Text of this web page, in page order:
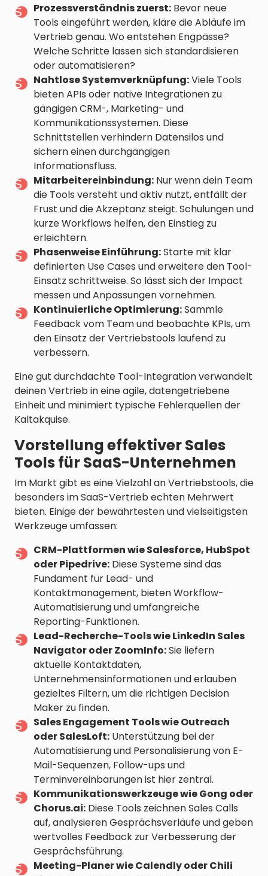
Prozessverständnis zuerst: Bevor neue
Tools eingeführt werden, kläre die Abläufe im
Vertrieb genau. Wo entstehen Engpässe?
Welche Schritte lassen sich standardisieren
oder automatisieren?
Nahtlose Systemverknüpfung:Viele Tools
bieten APIs oder native Integrationen zu
gängigen CRM-, Marketing- und
Kommunikationssystemen. Diese
Schnittstellen verhindern Datensilos und
sichern einen durchgängigen
Informationsfluss.
Mitarbeitereinbindung: Nur wenn dein Team
die Tools versteht und aktiv nutzt, entfällt der
Frust und die Akzeptanz steigt. Schulungen und
kurze Workflows helfen, den Einstieg zu
erleichtern.
Phasenweise Einführung:Starte mit klar
definierten Use Cases und erweitere den Tool-
Einsatz schrittweise. So lässt sich der Impact
messen und Anpassungen vornehmen.
Kontinuierliche Optimierung:Sammle
Feedback vom Team und beobachte KPIs, um
den Einsatz der Vertriebstools laufend zu
verbessern.
Eine gut durchdachte Tool-Integration verwandelt
deinen Vertrieb in eine agile, datengetriebene
Einheit und minimiert typische Fehlerquellen der
Kaltakquise.
Vorstellung effektiver Sales
Tools für SaaS-Unternehmen
Im Markt gibt es eine Vielzahl an Vertriebstools, die
besonders im SaaS-Vertrieb echten Mehrwert
bieten. Einige der bewährtesten und vielseitigsten
Werkzeuge umfassen:
CRM-Plattformen wie Salesforce, HubSpot
oder Pipedrive: Diese Systeme sind das
Fundament für Lead- und
Kontaktmanagement, bieten Workflow-
Automatisierung und umfangreiche
Reporting-Funktionen.
Lead-Recherche-Tools wie LinkedIn Sales
Navigator oder ZoomInfo:Sie liefern
aktuelle Kontaktdaten,
Unternehmensinformationen und erlauben
gezieltes Filtern, um die richtigen Decision
Maker zu finden.
Sales Engagement Tools wie Outreach
oder SalesLoft: Unterstützung bei der
Automatisierung und Personalisierung von E-
Mail-Sequenzen, Follow-ups und
Terminvereinbarungen ist hier zentral.
Kommunikationswerkzeuge wie Gong oder
Chorus.ai: Diese Tools zeichnen Sales Calls
auf, analysieren Gesprächsverläufe und geben
wertvolles Feedback zur Verbesserung der
Gesprächsführung.
Meeting-Planer wie Calendly oder Chili